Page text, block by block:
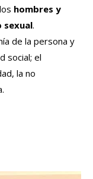
hombres y
sexual.
de la persona y
social; el
la no